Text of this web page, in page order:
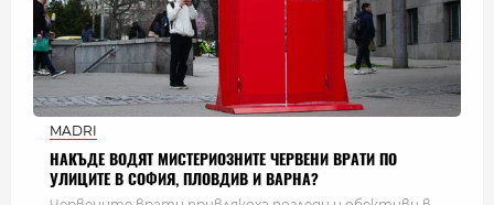
MADRI
НАКЪДЕ ВОДЯТ МИСТЕРИОЗНИТЕ ЧЕРВЕНИ ВРАТИ ПО
УЛИЦИТЕ В СОФИЯ, ПЛОВДИВ И ВАРНА?